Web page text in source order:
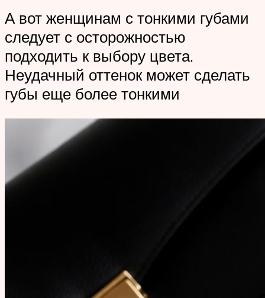
А вот женщинам с тонкими губами
следует с осторожностью
подходить к выбору цвета.
Неудачный оттенок может сделать
губы еще более тонкими